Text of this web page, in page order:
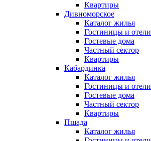
Квартиры
Дивноморское
Каталог жилья
Гостиницы и отели
Гостевые дома
Частный сектор
Квартиры
Кабардинка
Каталог жилья
Гостиницы и отели
Гостевые дома
Частный сектор
Квартиры
Пшада
Каталог жилья